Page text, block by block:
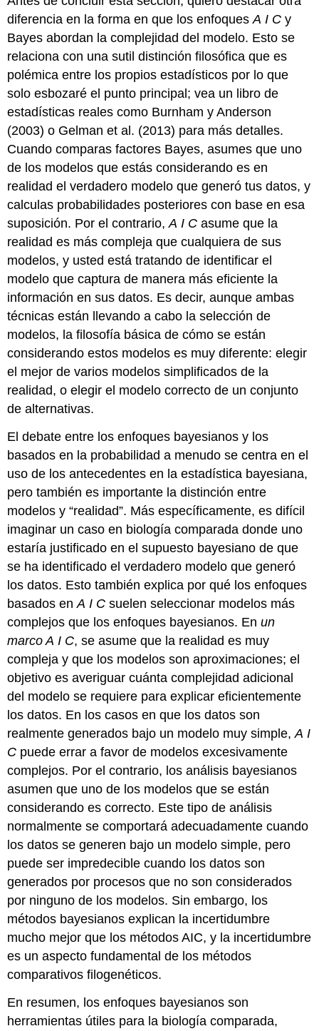
diferencia en la forma en que los enfoquesA I C y
Bayes abordan la complejidad del modelo. Esto se
relaciona con una sutil distinción filosófica que es
polémica entre los propios estadísticos por lo que
solo esbozaré el punto principal; vea un libro de
estadísticas reales como Burnham y Anderson
(2003) o Gelman et al. (2013) para más detalles.
Cuando comparas factores Bayes, asumes que uno
de los modelos que estás considerando es en
realidad el verdadero modelo que generó tus datos, y
calculas probabilidades posteriores con base en esa
suposición. Por el contrario,A I C asume que la
realidad es más compleja que cualquiera de sus
modelos, y usted está tratando de identificar el
modelo que captura de manera más eficiente la
información en sus datos. Es decir, aunque ambas
técnicas están llevando a cabo la selección de
modelos, la filosofía básica de cómo se están
considerando estos modelos es muy diferente: elegir
el mejor de varios modelos simplificados de la
realidad, o elegir el modelo correcto de un conjunto
de alternativas.
El debate entre los enfoques bayesianos y los
basados en la probabilidad a menudo se centra en el
uso de los antecedentes en la estadística bayesiana,
pero también es importante la distinción entre
modelos y “realidad”. Más específicamente, es difícil
imaginar un caso en biología comparada donde uno
estaría justificado en el supuesto bayesiano de que
se ha identificado el verdadero modelo que generó
los datos. Esto también explica por qué los enfoques
basados enA I C suelen seleccionar modelos más
complejos que los enfoques bayesianos. Enun
marco A I C, se asume que la realidad es muy
compleja y que los modelos son aproximaciones; el
objetivo es averiguar cuánta complejidad adicional
del modelo se requiere para explicar eficientemente
los datos. En los casos en que los datos son
realmente generados bajo un modelo muy simple,A I
C puede errar a favor de modelos excesivamente
complejos. Por el contrario, los análisis bayesianos
asumen que uno de los modelos que se están
considerando es correcto. Este tipo de análisis
normalmente se comportará adecuadamente cuando
los datos se generen bajo un modelo simple, pero
puede ser impredecible cuando los datos son
generados por procesos que no son considerados
por ninguno de los modelos. Sin embargo, los
métodos bayesianos explican la incertidumbre
mucho mejor que los métodos AIC, y la incertidumbre
es un aspecto fundamental de los métodos
comparativos filogenéticos.
En resumen, los enfoques bayesianos son
herramientas útiles para la biología comparada,